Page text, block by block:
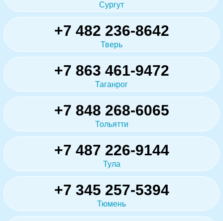
Сургут
+7 482 236-8642
Тверь
+7 863 461-9472
Таганрог
+7 848 268-6065
Тольятти
+7 487 226-9144
Тула
+7 345 257-5394
Тюмень